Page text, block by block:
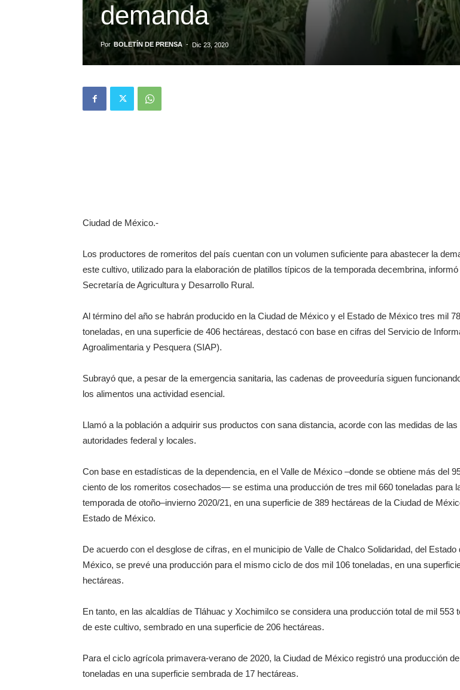
demanda
Por BOLETÍN DE PRENSA - Dic 23, 2020
Ciudad de México.-
Los productores de romeritos del país cuentan con un volumen suficiente para abastecer la
este cultivo, utilizado para la elaboración de platillos típicos de la temporada decembrina, informó
Secretaría de Agricultura y Desarrollo Rural.
Al término del año se habrán producido en la Ciudad de México y el Estado de México tres mil
toneladas, en una superficie de 406 hectáreas, destacó con base en cifras del Servicio de
Agroalimentaria y Pesquera (SIAP).
Subrayó que, a pesar de la emergencia sanitaria, las cadenas de proveeduría siguen
los alimentos una actividad esencial.
Llamó a la población a adquirir sus productos con sana distancia, acorde con las medidas de las
autoridades federal y locales.
Con base en estadísticas de la dependencia, en el Valle de México –donde se obtiene más del
ciento de los romeritos cosechados— se estima una producción de tres mil 660 toneladas para
temporada de otoño–invierno 2020/21, en una superficie de 389 hectáreas de la Ciudad de
Estado de México.
De acuerdo con el desglose de cifras, en el municipio de Valle de Chalco Solidaridad, del Estado
México, se prevé una producción para el mismo ciclo de dos mil 106 toneladas, en una
hectáreas.
En tanto, en las alcaldías de Tláhuac y Xochimilco se considera una producción total de mil 553
de este cultivo, sembrado en una superficie de 206 hectáreas.
Para el ciclo agrícola primavera-verano de 2020, la Ciudad de México registró una producción
toneladas en una superficie sembrada de 17 hectáreas.